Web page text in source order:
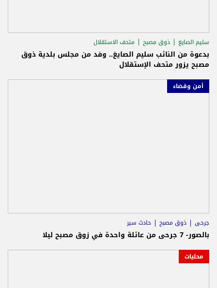
سليم الصايغ ذوق مصبح متحف الاستقلال
بدعوة من النائب سليم الصايغ.. وفد من مجلس بلدية ذوق
مصبح يزور متحف الإستقلال
أمن وقضاء
جرحى ذوق مصبح حادث سير
بالصور- 7 جرحى من عائلة واحدة في زوق مصبح ليلا
محليات